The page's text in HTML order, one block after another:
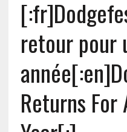
retour pour
Returns For